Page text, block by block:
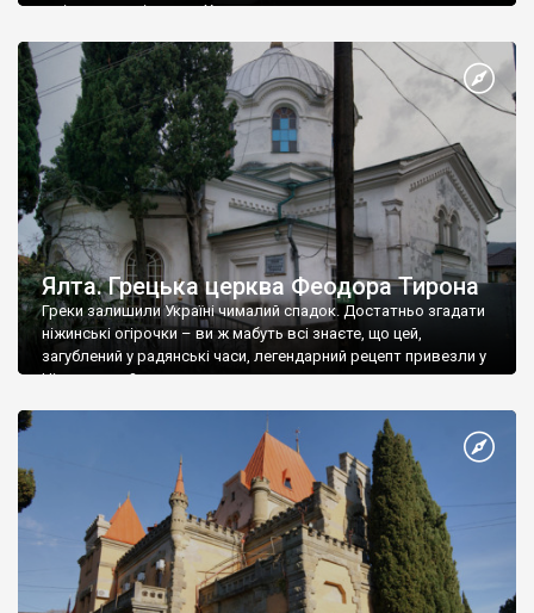
є відданими вірянами Христа
Ялта. Грецька церква Феодора Тирона
Греки залишили Україні чималий спадок. Достатньо згадати
ніжинські огірочки – ви ж мабуть всі знаєте, що цей,
загублений у радянські часи, легендарний рецепт привезли у
Ніжин греки?